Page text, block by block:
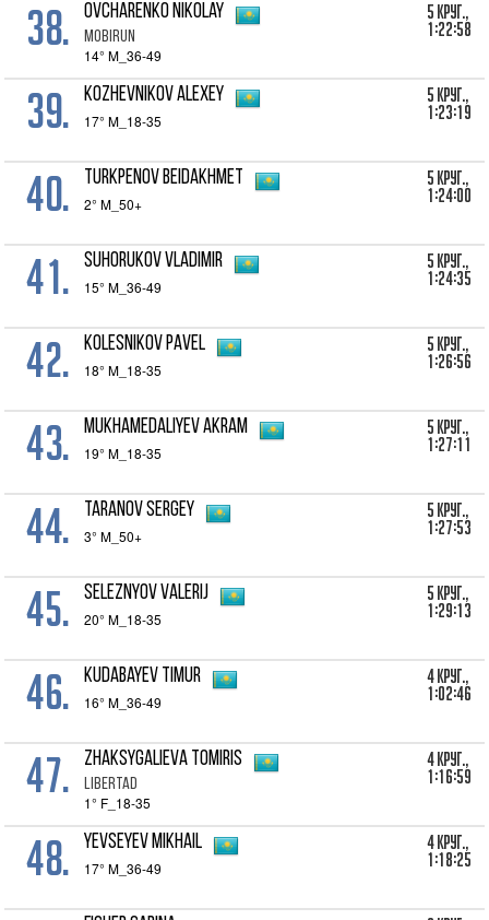
38. Ovcharenko Nikolay
MobiRun
14° M_36-49
5 Круг.,
1:22:58
39. Kozhevnikov Alexey
17° M_18-35
5 Круг.,
1:23:19
40. Turkpenov Beidakhmet
2° M_50+
5 Круг.,
1:24:00
41. Suhorukov Vladimir
15° M_36-49
5 Круг.,
1:24:35
42. Kolesnikov Pavel
18° M_18-35
5 Круг.,
1:26:56
43. Mukhamedaliyev Akram
19° M_18-35
5 Круг.,
1:27:11
44. Taranov Sergey
3° M_50+
5 Круг.,
1:27:53
45. Seleznyov Valerij
20° M_18-35
5 Круг.,
1:29:13
46. Kudabayev Timur
16° M_36-49
4 Круг.,
1:02:46
47. Zhaksygalieva Tomiris
Libertad
1° F_18-35
4 Круг.,
1:16:59
48. Yevseyev Mikhail
17° M_36-49
4 Круг.,
1:18:25